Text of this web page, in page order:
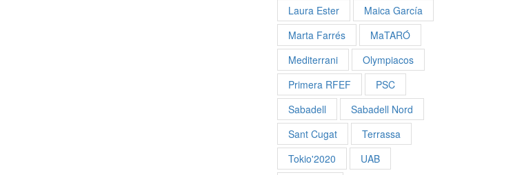
Laura Ester
Maica García
Marta Farrés
MaTARÓ
Mediterrani
Olympiacos
Primera RFEF
PSC
Sabadell
Sabadell Nord
Sant Cugat
Terrassa
Tokio'2020
UAB